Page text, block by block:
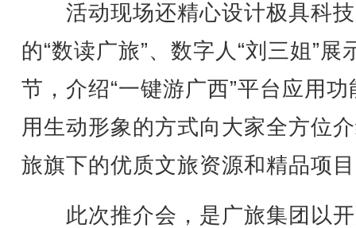
活动现场还精心设计极具科
的“数读广旅”、数字人“刘三姐”展
节，介绍“一键游广西”平台应用功
用生动形象的方式向大家全方位
旅旗下的优质文旅资源和精品项
此次推介会，是广旅集团以